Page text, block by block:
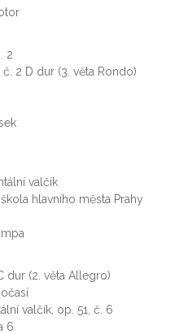
2
2 D dur (3. věta Rondo)
valčík
hlavního města Prahy
dur (2. věta Allegro)
valčík, op. 51, č. 6
6